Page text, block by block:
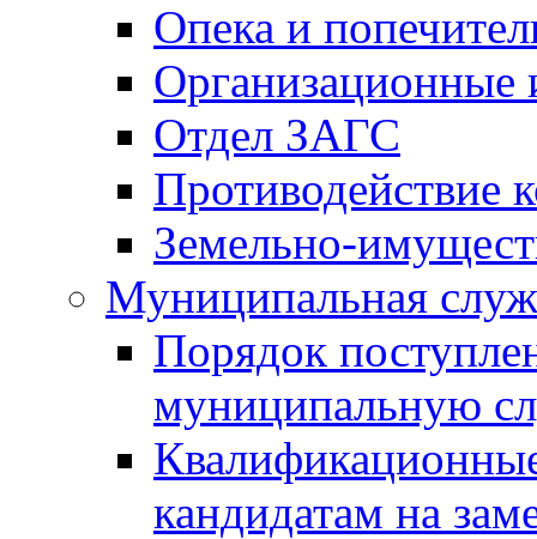
Опека и
Отдел ЗАГС
Противодействие
Земельно-
Муниципальная
Порядок
муниципальную
кандидатам на